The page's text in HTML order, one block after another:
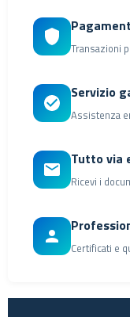
Transazioni
Servizio
Assistenza
Tutto via
Ricevi i
Certificati e